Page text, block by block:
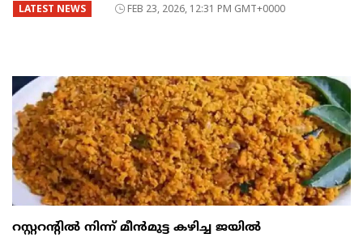
LATEST NEWS FEB 23, 2026, 12:31 PM GMT+0000
റസ്റ്ററന്റില്‍ നിന്ന് മീന്‍മുട്ട കഴിച്ച ജയില്‍